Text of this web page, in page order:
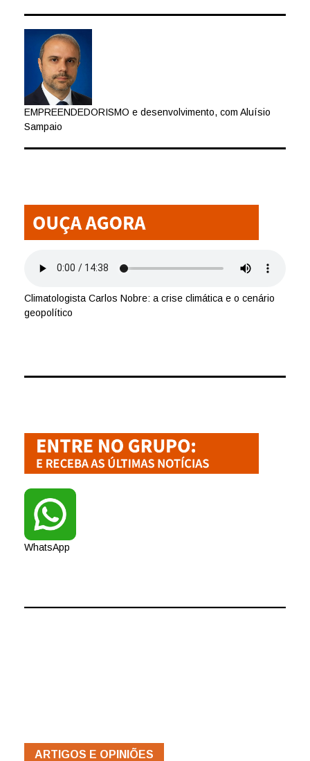
EMPREENDEDORISMO e desenvolvimento, com Aluísio
Sampaio
Climatologista Carlos Nobre: a crise climática e o cenário
geopolítico
WhatsApp
ARTIGOS E OPINIÕES